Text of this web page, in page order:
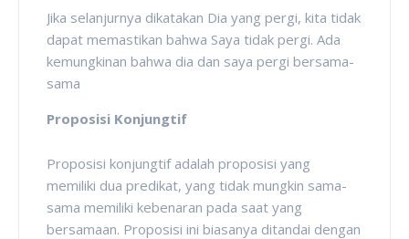
Jika selanjurnya dikatakan Dia yang pergi, kita tidak
dapat memastikan bahwa Saya tidak pergi. Ada
kemungkinan bahwa dia dan saya pergi bersama-
sama
Proposisi Konjungtif
Proposisi konjungtif adalah proposisi yang
memiliki dua predikat, yang tidak mungkin sama-
sama memiliki kebenaran pada saat yang
bersamaan. Proposisi ini biasanya ditandai dengan